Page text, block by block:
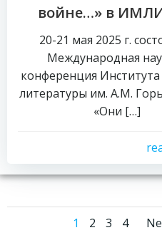
войне…» в
20-21 мая 2025 г.
Международная
конференция
литературы им. А.М.
«Они […]
Страница
1 Страница
2 Страница
3 4